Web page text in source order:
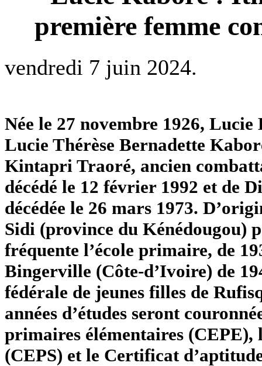
première femme
vendredi 7 juin 2024.
Née le 27 novembre 1926,
Lucie Thérèse Bernadette
Kintapri Traoré, ancien
décédé le 12 février 1992 et de
décédée le 26 mars 1973.
Sidi (province du Kénédougou)
fréquente l’école primaire, de
Bingerville (Côte-d’Ivoire) de
fédérale de jeunes filles de
années d’études seront
primaires élémentaires (CEPE),
(CEPS) et le Certificat